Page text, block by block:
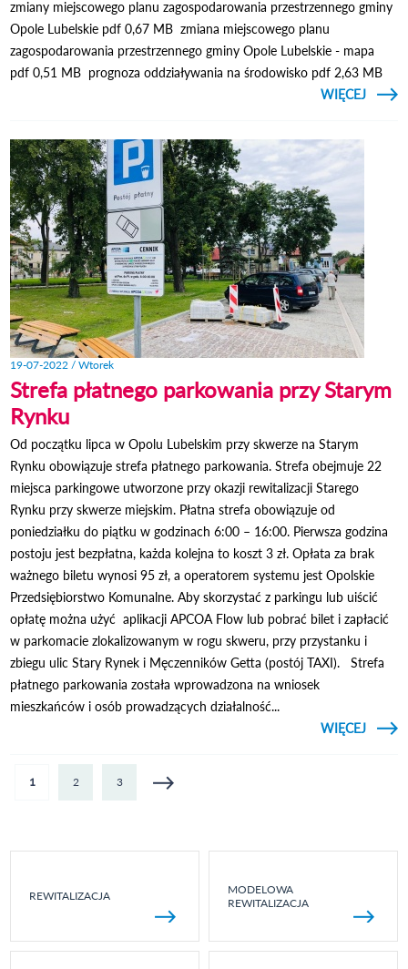
zmiany miejscowego planu zagospodarowania przestrzennego gminy
Opole Lubelskie pdf 0,67 MB zmiana miejscowego planu
zagospodarowania przestrzennego gminy Opole Lubelskie - mapa
pdf 0,51 MB prognoza oddziaływania na środowisko pdf 2,63 MB
CZYTAJ
WIĘCEJ
19-07-2022 / Wtorek
Strefa płatnego parkowania przy Starym
Rynku
Od początku lipca w Opolu Lubelskim przy skwerze na Starym
Rynku obowiązuje strefa płatnego parkowania. Strefa obejmuje 22
miejsca parkingowe utworzone przy okazji rewitalizacji Starego
Rynku przy skwerze miejskim. Płatna strefa obowiązuje od
poniedziałku do piątku w godzinach 6:00 – 16:00. Pierwsza godzina
postoju jest bezpłatna, każda kolejna to koszt 3 zł. Opłata za brak
ważnego biletu wynosi 95 zł, a operatorem systemu jest Opolskie
Przedsiębiorstwo Komunalne. Aby skorzystać z parkingu lub uiścić
opłatę można użyć aplikacji APCOA Flow lub pobrać bilet i zapłacić
w parkomacie zlokalizowanym w rogu skweru, przy przystanku i
zbiegu ulic Stary Rynek i Męczenników Getta (postój TAXI). Strefa
płatnego parkowania została wprowadzona na wniosek
mieszkańców i osób prowadzących działalność...
CZYTAJ
WIĘCEJ
O
Strony
1 2 3
REWITALIZACJA
MODELOWA
REWITALIZACJA